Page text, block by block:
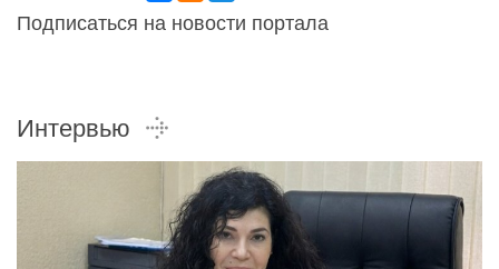
Подписаться на новости портала
Интервью